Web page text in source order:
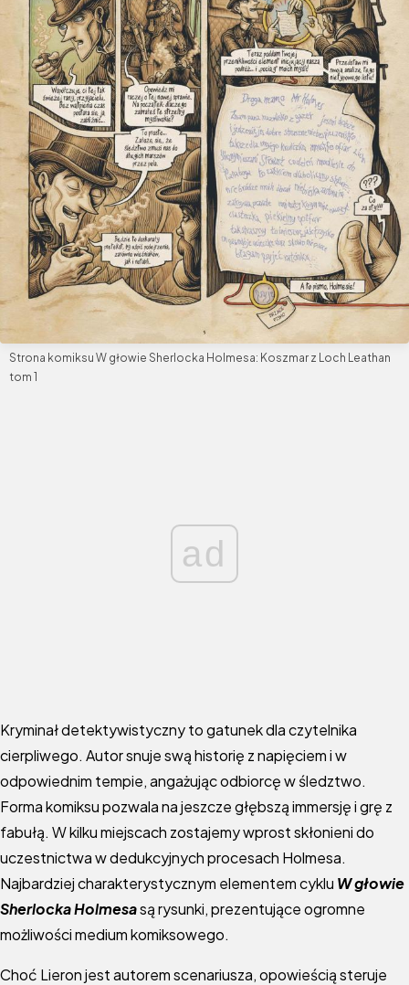
Strona komiksu W głowie Sherlocka Holmesa: Koszmar z Loch Leathan
tom 1
ad
Kryminał detektywistyczny to gatunek dla czytelnika
cierpliwego. Autor snuje swą historię z napięciem i w
odpowiednim tempie, angażując odbiorcę w śledztwo.
Forma komiksu pozwala na jeszcze głębszą immersję i grę z
fabułą. W kilku miejscach zostajemy wprost skłonieni do
uczestnictwa w dedukcyjnych procesach Holmesa.
Najbardziej charakterystycznym elementem cyklu W głowie
Sherlocka Holmesasą rysunki, prezentujące ogromne
możliwości medium komiksowego.
Choć Lieron jest autorem scenariusza, opowieścią steruje